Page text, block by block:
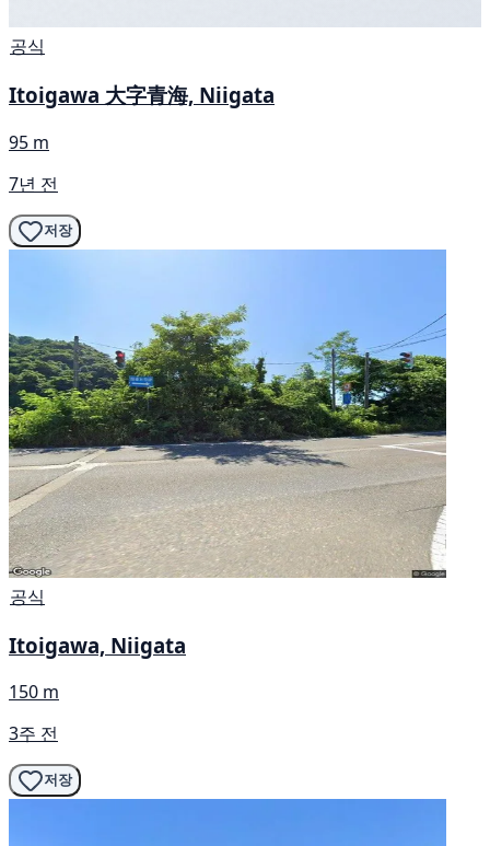
공식
Itoigawa 大字青海, Niigata
95 m
7년 전
저장
공식
Itoigawa, Niigata
150 m
3주 전
저장